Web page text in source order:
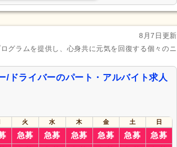
8月7日更新
グラムを提供し、心身共に元気を回復する個々のニ
/ドライバーのパート・アルバイト求人
火 水 木 金 土 日
急募 急募 急募 急募 急募 急募